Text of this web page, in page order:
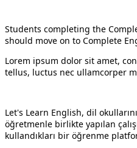
Students completing the
should move on to Complete
Lorem ipsum dolor sit amet,
tellus, luctus nec ullamcorper
Let's Learn English, dil
öğretmenle birlikte yapılan
kullandıkları bir öğrenme